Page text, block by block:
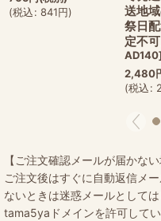
(税込: 841円)
送地
祭日
定不可
AD140]
2,480
(税込:
【ご注文確認メールが届かない
ご注文後はすぐに自動返信メ
ないときは迷惑メールとして
tama5yaドメインを許可して